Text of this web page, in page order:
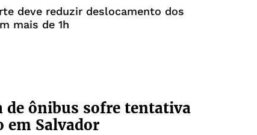
deve reduzir deslocamento dos
mais de 1h
de ônibus sofre tentativa
em Salvador